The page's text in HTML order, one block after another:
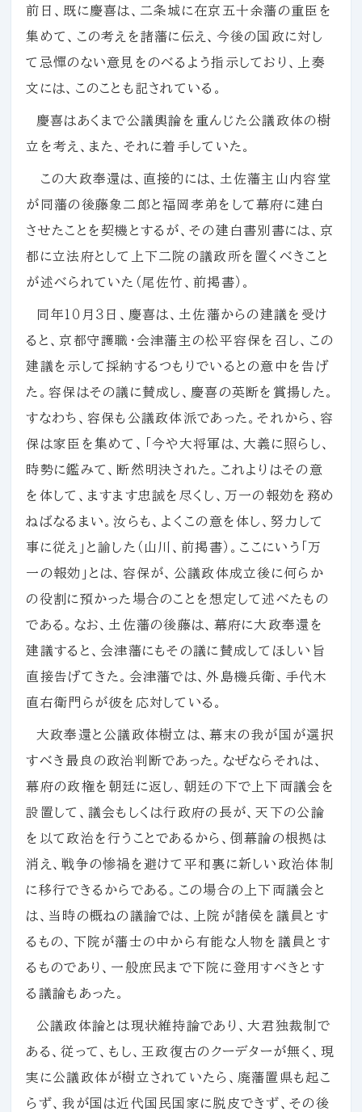
前日、既に慶喜は、二条城に在京五十余藩の重臣を
集めて、この考えを諸藩に伝え、今後の国政に対し
て忌憚のない意見をのべるよう指示しており、上奏
文には、このことも記されている。
慶喜はあくまで公議輿論を重んじた公議政体の樹
立を考え、また、それに着手していた。
この大政奉還は、直接的には、土佐藩主山内容堂
が同藩の後藤象二郎と福岡孝弟をして幕府に建白
させたことを契機とするが、その建白書別書には、京
都に立法府として上下二院の議政所を置くべきこと
が述べられていた（尾佐竹、前掲書）。
同年１０月３日、慶喜は、土佐藩からの建議を受け
ると、京都守護職・会津藩主の松平容保を召し、この
建議を示して採納するつもりでいるとの意中を告げ
た。容保はその議に賛成し、慶喜の英断を賞揚した。
すなわち、容保も公議政体派であった。それから、容
保は家臣を集めて、「今や大将軍は、大義に照らし、
時勢に鑑みて、断然明決された。これよりはその意
を体して、ますます忠誠を尽くし、万一の報効を務め
ねばなるまい。汝らも、よくこの意を体し、努力して
事に従え」と諭した（山川、前掲書）。ここにいう「万
一の報効」とは、容保が、公議政体成立後に何らか
の役割に預かった場合のことを想定して述べたもの
である。なお、土佐藩の後藤は、幕府に大政奉還を
建議すると、会津藩にもその議に賛成してほしい旨
直接告げてきた。会津藩では、外島機兵衛、手代木
直右衛門らが彼を応対している。
大政奉還と公議政体樹立は、幕末の我が国が選択
すべき最良の政治判断であった。なぜならそれは、
幕府の政権を朝廷に返し、朝廷の下で上下両議会を
設置して、議会もしくは行政府の長が、天下の公論
を以て政治を行うことであるから、倒幕論の根拠は
消え、戦争の惨禍を避けて平和裏に新しい政治体制
に移行できるからである。この場合の上下両議会と
は、当時の概ねの議論では、上院が諸侯を議員とす
るもの、下院が藩士の中から有能な人物を議員とす
るものであり、一般庶民まで下院に登用すべきとす
る議論もあった。
公議政体論とは現状維持論であり、大君独裁制で
ある、従って、もし、王政復古のクーデターが無く、現
実に公議政体が樹立されていたら、廃藩置県も起こ
らず、我が国は近代国民国家に脱皮できず、その後